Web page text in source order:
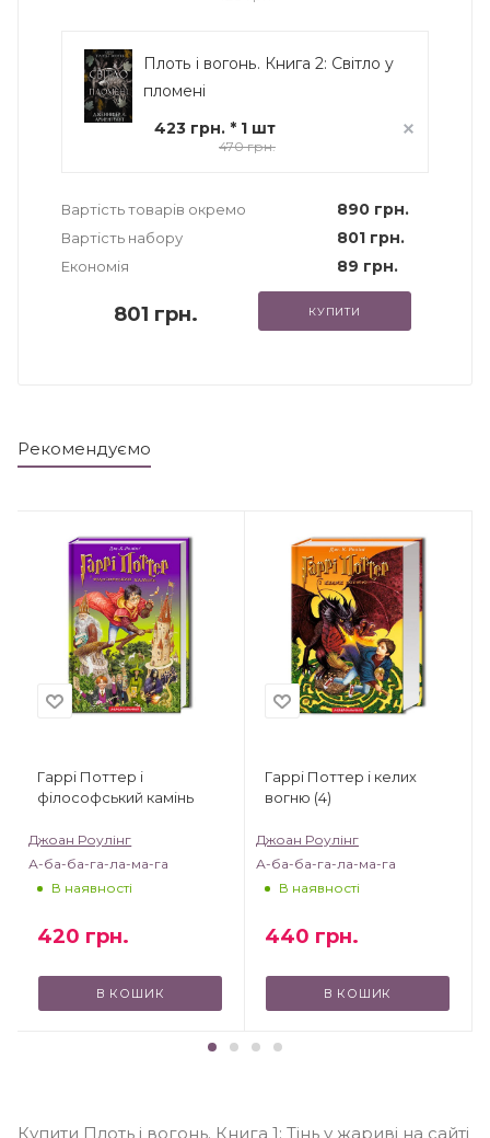
Плоть і вогонь. Книга 2: Світло у
пломені
423 грн. * 1 шт
470 грн.
Вартість товарів окремо 890 грн.
Вартість набору 801 грн.
Економія 89 грн.
801 грн. КУПИТИ
Рекомендуємо
Гаррі Поттер і
філософський камінь
Джоан Роулінг
А-ба-ба-га-ла-ма-га
В наявності
420 грн.
В КОШИК
Гаррі Поттер і келих
вогню (4)
Джоан Роулінг
А-ба-ба-га-ла-ма-га
В наявності
440 грн.
В КОШИК
Купити Плоть і вогонь. Книга 1: Тінь у жариві на сайті